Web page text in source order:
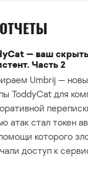
ОТЧЕТЫ
— ваш
Часть 2
Umbrij —
ToddyCat для
атак стал токен
которого
доступ к